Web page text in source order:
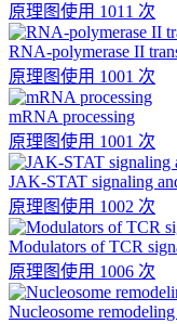
原理图使用 1011 次
RNA-polymerase II
原理图使用 1001 次
mRNA processing
原理图使用 1001 次
JAK-STAT signaling
原理图使用 1002 次
Modulators of TCR
原理图使用 1006 次
Nucleosome